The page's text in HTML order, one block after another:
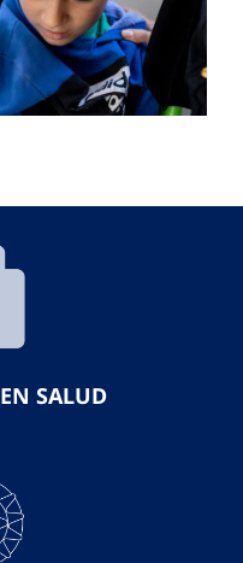
SALUD